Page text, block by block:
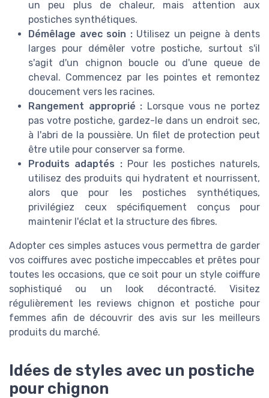
un peu plus de chaleur, mais attention aux
postiches synthétiques.
Démêlage avec soin :Utilisez un peigne à dents
larges pour démêler votre postiche, surtout s'il
s'agit d'un chignon boucle ou d'une queue de
cheval. Commencez par les pointes et remontez
doucement vers les racines.
Rangement approprié : Lorsque vous ne portez
pas votre postiche, gardez-le dans un endroit sec,
à l'abri de la poussière. Un filet de protection peut
être utile pour conserver sa forme.
Produits adaptés :Pour les postiches naturels,
utilisez des produits qui hydratent et nourrissent,
alors que pour les postiches synthétiques,
privilégiez ceux spécifiquement conçus pour
maintenir l'éclat et la structure des fibres.
Adopter ces simples astuces vous permettra de garder
vos coiffures avec postiche impeccables et prêtes pour
toutes les occasions, que ce soit pour un style coiffure
sophistiqué ou un look décontracté. Visitez
régulièrement les reviews chignon et postiche pour
femmes afin de découvrir des avis sur les meilleurs
produits du marché.
Idées de styles avec un postiche
pour chignon